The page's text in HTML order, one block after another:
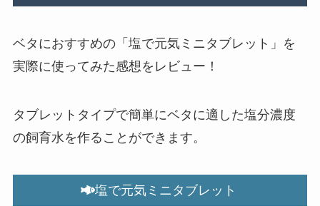
ベタにおすすめの「塩で元気ミニタブレット」を
実際に使ってみた感想をレビュー！
タブレットタイプで簡単にベタに適した塩分濃度
の飼育水を作ることができます。
塩で元気ミニタブレット